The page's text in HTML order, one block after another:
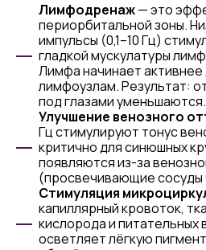
Лимфодренаж— это
периорбитальной зоны.
импульсы (0,1–10 Гц)
гладкой мускулатуры
Лимфа начинает активнее
лимфоузлам. Результат:
под глазами уменьшаются.
Улучшение венозного
Гц стимулируют тонус
критично для синюшных
появляются из-за
(просвечивающие сосуды
Стимуляция
капиллярный кровоток,
кислорода и
осветляет лёгкую